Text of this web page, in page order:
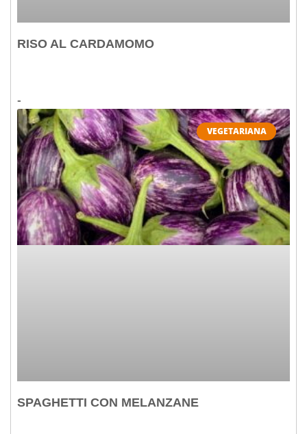
RISO AL CARDAMOMO
VEGETARIANA
SPAGHETTI CON MELANZANE